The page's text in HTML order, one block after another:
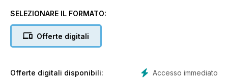
SELEZIONARE IL FORMATO:
Offerte digitali
Accesso immediato
Offerte digitali disponibili: